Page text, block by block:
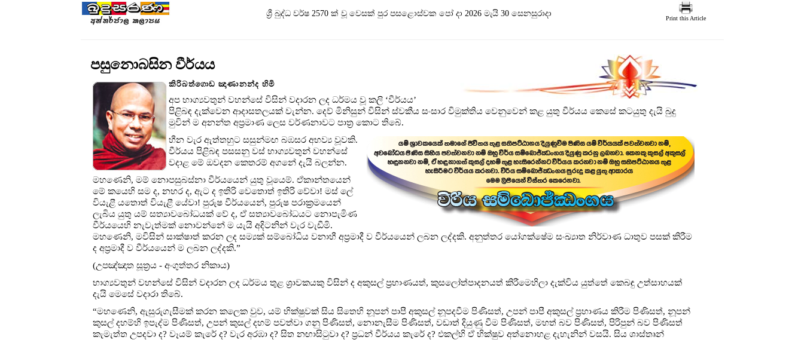
ශ්‍රී බුද්ධ වර්ෂ 2570 ක් වූ වෙසක් පුර පසළොස්වක පෝ දා 2026 මැයි 30 සෙනසුරාදා
Print this Article
පසුනොබසින වීර්යය
කිරිබත්ගොඩ ඤාණානන්ද හිමි
අප භාග්‍යවතුන් වහන්සේ විසින් වදාරන ලද ධර්මය වූ කලි ‘වීර්යය’
පිළිබඳ දැක්වෙන ආදාසතලයක් වැන්න. දෙව් මිනිසුන් විසින් ස්වකීය සංසාර විමුක්තිය වෙනුවෙන් කළ යුතු වීර්යය කෙසේ කටයුතු දැයි බුදු
මුවින් ම අනන්ත අප්‍රමාණ ලෙස වර්ණනාවට පාත්‍ර කොට තිබේ.
හීන වැර ඇත්තහුට සසුන්මඟ බඹසර අභව්‍ය වූවකි.
වීර්යය පිළිබඳ පසසනු වස් භාග්‍යවතුන් වහන්සේ
වදාළ මේ ඔවදන කෙතරම් අගනේ දැයි බලන්න.
මහණෙනි, මම් නොපසුබස්නා වීර්යයෙන් යුතු වූයෙම්. ඒකාන්තයෙන්
මේ කයෙහි සම ද, නහර ද, ඇට ද ඉතිරි වෙතොත් ඉතිරි වේවා! මස් ලේ
වියැළී යතොත් වියැළී යේවා! පුරුෂ වීර්යයෙන්, පුරුෂ පරාක්‍රමයෙන්
ලැබිය යුතු යම් සත්‍යාවබෝධයක් වේ ද, ඒ සත්‍යාවබෝධයට නොපැමිණ
වීර්යයෙහි නැවැත්මක් නොවන්නේ ම යැයි අදිටනින් වැර වැඩීමි.
මහණෙනි, මවිසින් සාක්ෂාත් කරන ලද සම්‍යක් සම්බෝධිය වනාහී අප්‍රමාදී ව වීර්යයෙන් ලබන ලද්දකි. අනුත්තර යෝගක්ෂේම සංඛ්‍යාත නිර්වාණ ධාතුව පසක් කිරීම
ද අප්‍රමාදී ව වීර්යයෙන් ම ලබන ලද්දකි.”
(උපඤ්ඤාත සූත්‍රය - අංගුත්තර නිකාය)
භාග්‍යවතුන් වහන්සේ විසින් වදාරන ලද ධර්මය තුළ ශ්‍රාවකයකු විසින් ද අකුසල් ප්‍රහාණයත්, කුසලෝත්පාදනයත් කිරීමෙහිලා දැක්විය යුත්තේ කෙබඳු උත්සාහයක්
දැයි මෙසේ වදාරා තිබේ.
“මහණෙනි, ඇසුරුගැසීමක් කරන කලෙක වුව, යම් භික්ෂුවක් සිය සිතෙහි නූපන් පාපී අකුසල් නූපදවීම පිණිසත්, උපන් පාපී අකුසල් ප්‍රහාණය කිරීම පිණිසත්, නූපන්
කුසල් දහම්හි ඉපැද්ම පිණිසත්, උපන් කුසල් දහම් පවත්වා ගනු පිණිසත්, නොනැසීම පිණිසත්, වඩාත් දියුණු වීම පිණිසත්, මහත් බව පිණිසත්, පිරිපුන් බව පිණිසත්
කැමැත්ත උපදවා ද? වෑයම් කැරේ ද? වැර අරඹා ද? සිත නඟාසිටුවා ද? ප්‍රධන් වීර්යය කැරේ ද? එකල්හි ඒ භික්ෂුව අත්නොහළ දැහැනින් වසයි. සිය ශාස්තෘන්